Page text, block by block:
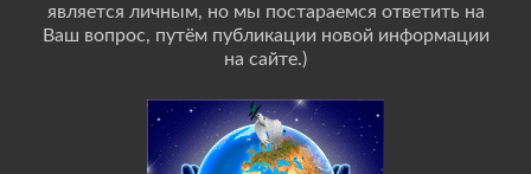
является личным, но мы постараемся ответить на
Ваш вопрос, путём публикации новой информации
на сайте.)